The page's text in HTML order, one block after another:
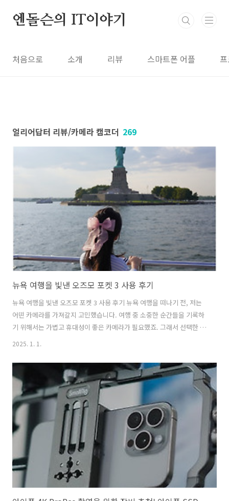
엔돌슨의 IT이야기
처음으로 소개 리뷰 스마트폰 어플
얼리어답터 리뷰/카메라 캠코더 269
뉴욕 여행을 빛낸 오즈모 포켓 3 사용 후기
뉴욕 여행을 빛낸 오즈모 포켓 3 사용 후기 뉴욕 여행을 떠나기 전, 저는
어떤 카메라를 가져갈지 고민했습니다. 여행 중 소중한 순간들을 기록하
기 위해서는 가볍고 휴대성이 좋은 카메라가 필요했죠. 그래서 선택한 것
이 바로 오즈모 포켓 3입니다. 작고 가벼우면서도 뛰어난 화질과 안정적
제품인 오즈모 포켓 3로 4K 고화질 영상과 사진도 촬영하였습니다. 정말
오즈모포켓3는 휴대성이 뛰어나면서도 화질이 좋았습니다. 뉴욕에 도착
하자마자, 저는 오즈모 포켓 3를 꺼내 첫 촬영을 시작했습니다. 도시의
활기찬 분위기와 멋진 풍경을 담기 위해 다양한 각도에서 촬영을 시도했
죠. 특히, 이 카메라의 짐벌 기능 덕분에 흔들림 없는 영상을 얻을..
2025. 1. 1.